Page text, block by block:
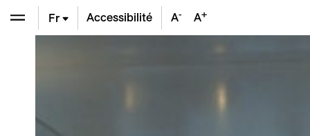
Fr Accessibilité A- A+